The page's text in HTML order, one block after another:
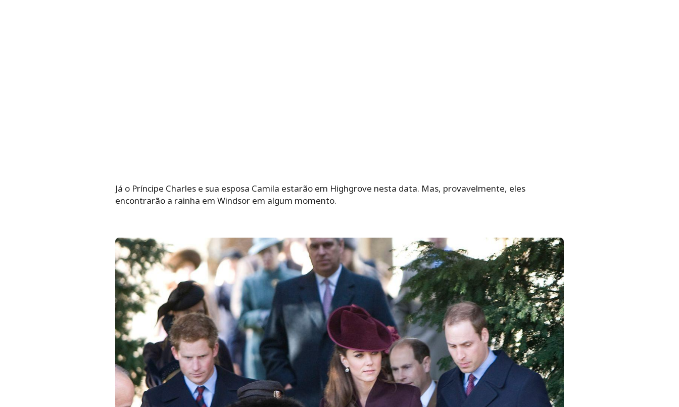
Já o Príncipe Charles e sua esposa Camila estarão em Highgrove nesta data. Mas, provavelmente, eles
encontrarão a rainha em Windsor em algum momento.